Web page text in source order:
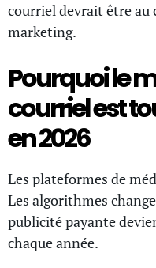
courriel devrait être
marketing.
Pourquoi le
courriel est
en 2026
Les plateformes de
Les algorithmes
publicité payante
chaque année.